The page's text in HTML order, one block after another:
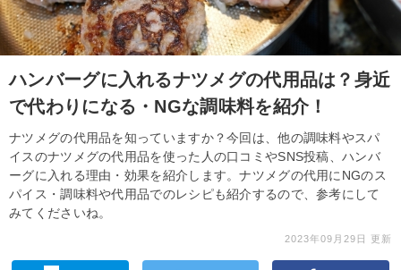
ハンバーグに入れるナツメグの代用品は？身近
で代わりになる・NGな調味料を紹介！
ナツメグの代用品を知っていますか？今回は、他の調味料やスパ
イスのナツメグの代用品を使った人の口コミやSNS投稿、ハンバ
ーグに入れる理由・効果を紹介します。ナツメグの代用にNGのス
パイス・調味料や代用品でのレシピも紹介するので、参考にして
みてくださいね。
2023年09月29日 更新